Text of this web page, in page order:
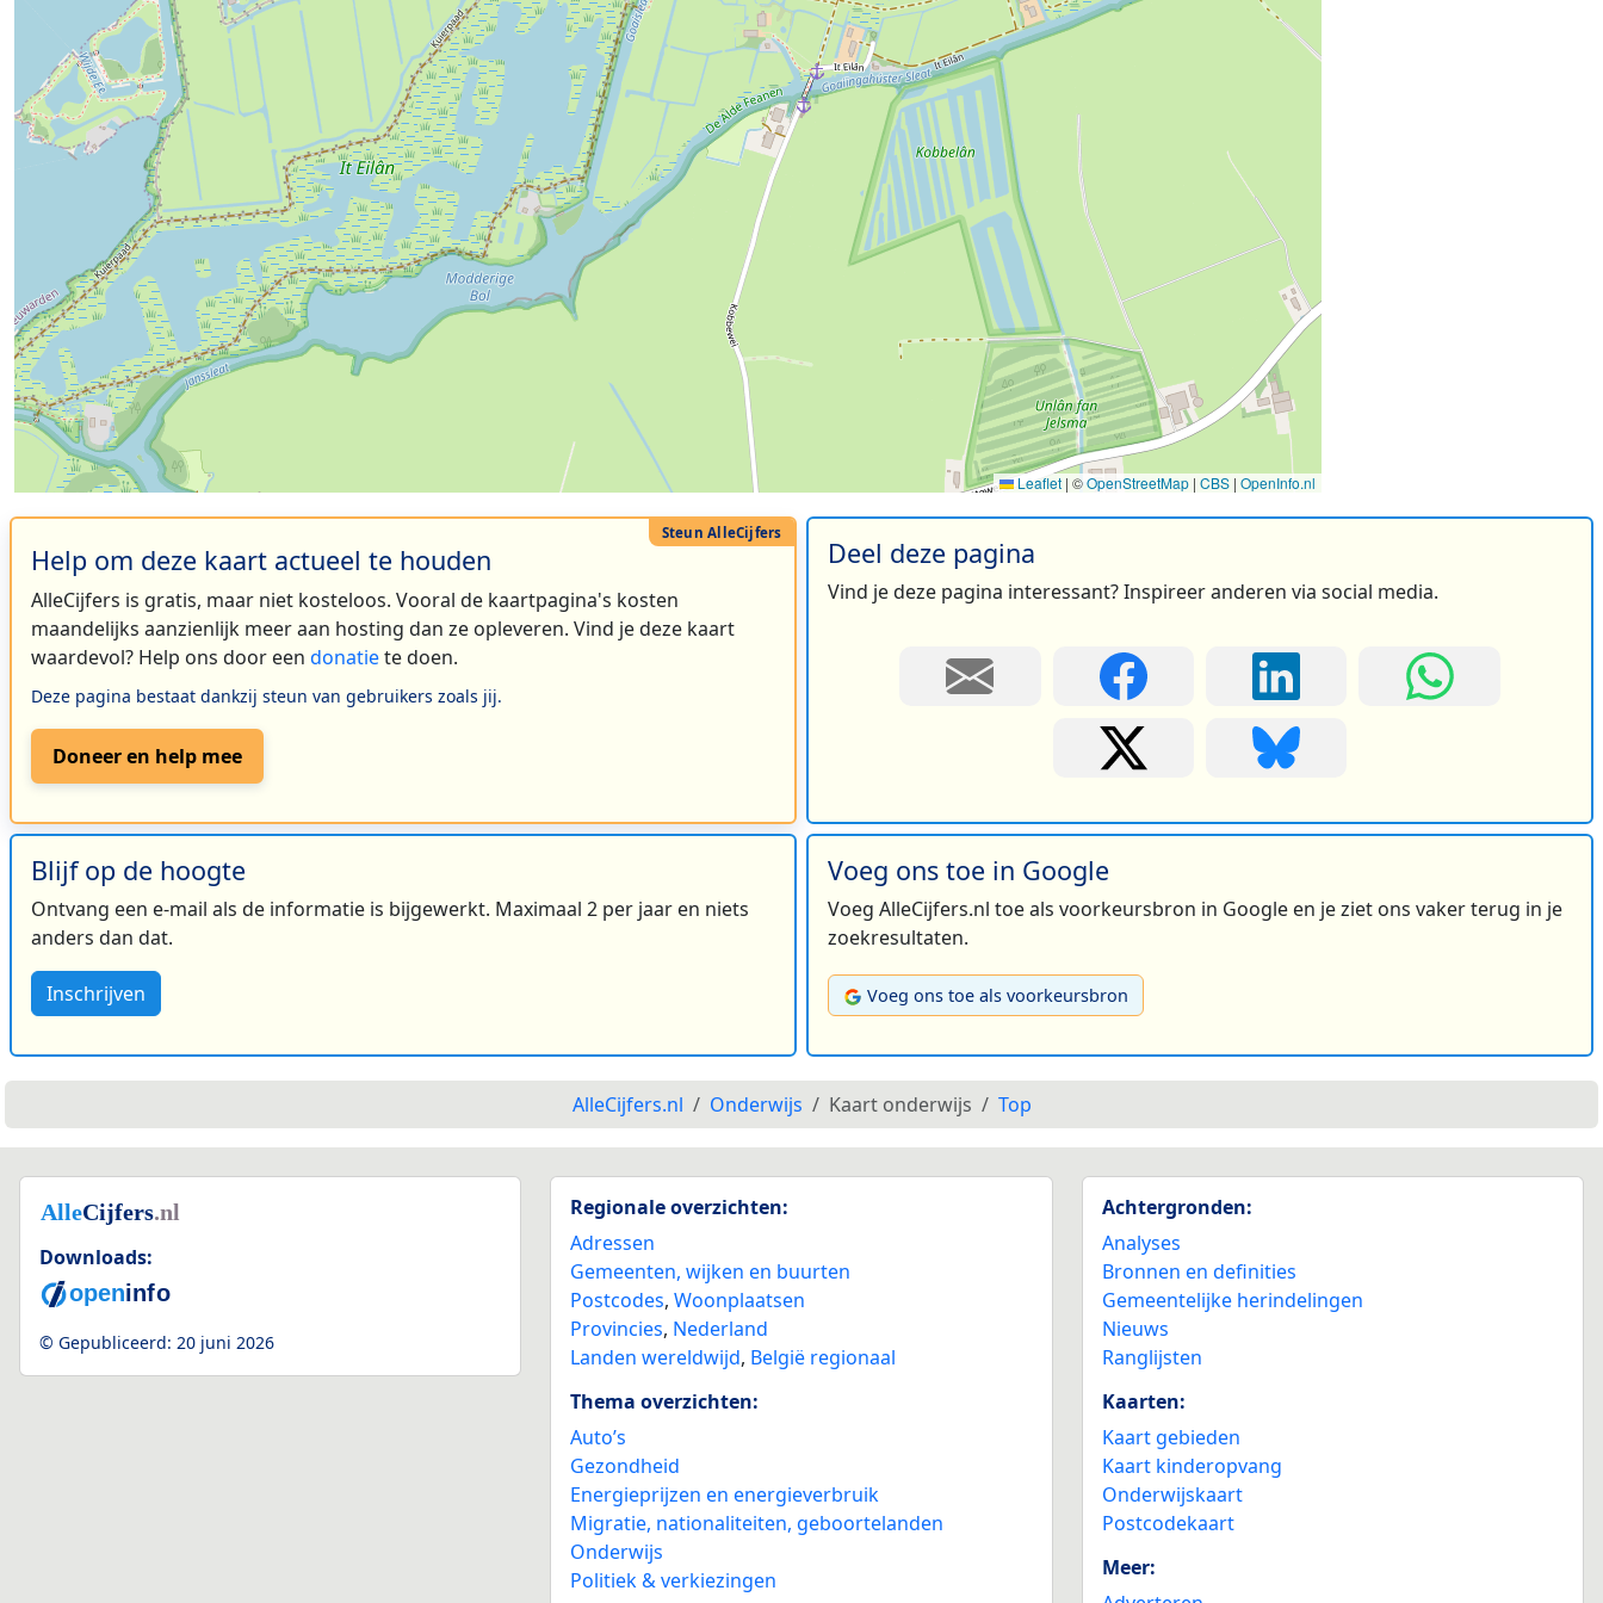
Leaflet | ©OpenStreetMap | CBS | OpenInfo.nl
Help om deze kaart actueel te houden
AlleCijfers is gratis, maar niet kosteloos. Vooral de kaartpagina's kosten
maandelijks aanzienlijk meer aan hosting dan ze opleveren. Vind je deze kaart
waardevol? Help ons door een donatiete doen.
Deze pagina bestaat dankzij steun van gebruikers zoals jij.
Doneer en help mee
Deel deze pagina
Vind je deze pagina interessant? Inspireer anderen via social media.
Blijf op de hoogte
Ontvang een e-mail als de informatie is bijgewerkt. Maximaal 2 per jaar en niets
anders dan dat.
Inschrijven
Voeg ons toe in Google
Voeg AlleCijfers.nl toe als voorkeursbron in Google en je ziet ons vaker terug in je
zoekresultaten.
Voeg ons toe als voorkeursbron
AlleCijfers.nl Onderwijs Kaart onderwijs Top
Downloads:
© Gepubliceerd: 20 juni 2026
Regionale overzichten:
Adressen
Gemeenten, wijken en buurten
Postcodes,Woonplaatsen
Provincies, Nederland
Landen wereldwijd, België regionaal
Thema overzichten:
Auto’s
Gezondheid
Energieprijzen en energieverbruik
Migratie, nationaliteiten, geboortelanden
Onderwijs
Politiek & verkiezingen
Achtergronden:
Analyses
Bronnen en definities
Gemeentelijke herindelingen
Nieuws
Ranglijsten
Kaarten:
Kaart gebieden
Kaart kinderopvang
Onderwijskaart
Postcodekaart
Meer: